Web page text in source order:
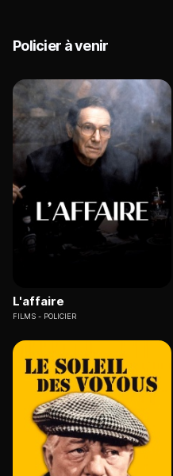
Policier à venir
L'affaire
FILMS POLICIER